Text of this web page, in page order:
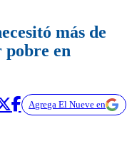
más de
pobre en
Agrega El Nueve en